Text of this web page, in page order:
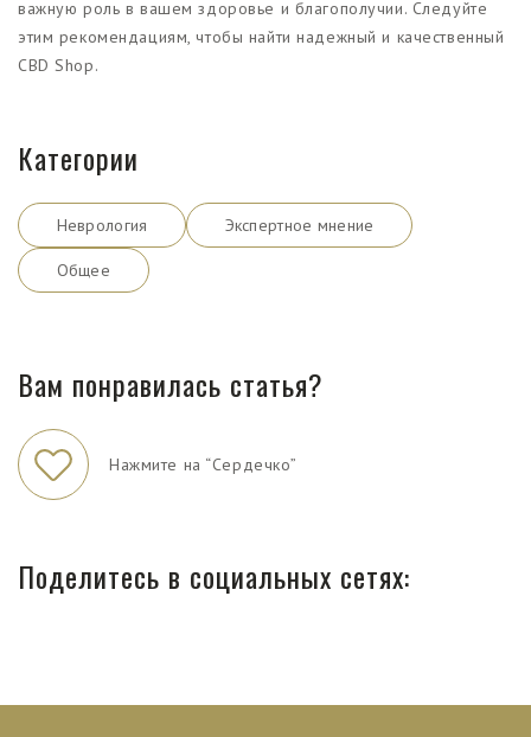
важную роль в вашем здоровье и благополучии. Следуйте
этим рекомендациям, чтобы найти надежный и качественный
CBD Shop.
Категории
Неврология Экспертное мнение
Общее
Вам понравилась статья?
Нажмите на “Сердечко”
Поделитесь в социальных сетях: